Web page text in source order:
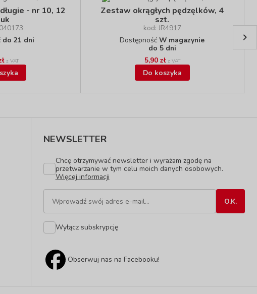
- nr 10, 12
do 21 dni
z VAT
Zestaw okrągłych pędzęlków, 4
szt.
kod: JR4917
DostępnośćW magazynie
do 5 dni
5,90 zł z VAT
Do koszyka
NEWSLETTER
Chcę otrzymywać newsletter i wyrażam zgodę na
przetwarzanie w tym celu moich danych osobowych.
Więcej informacji
Wyłącz subskrypcję
Obserwuj nas na Facebooku!